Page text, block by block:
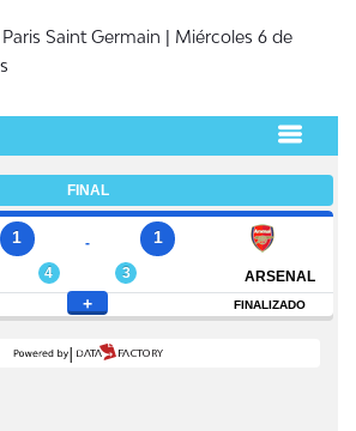
Saint Germain | Miércoles 6 de